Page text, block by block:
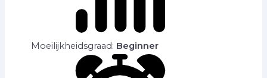
Moeilijkheidsgraad: Beginner